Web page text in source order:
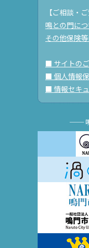
【ご相談・ご
鳴との門に
その他保険
■ サイトの
■ 個人情報
■ 情報セキ
──